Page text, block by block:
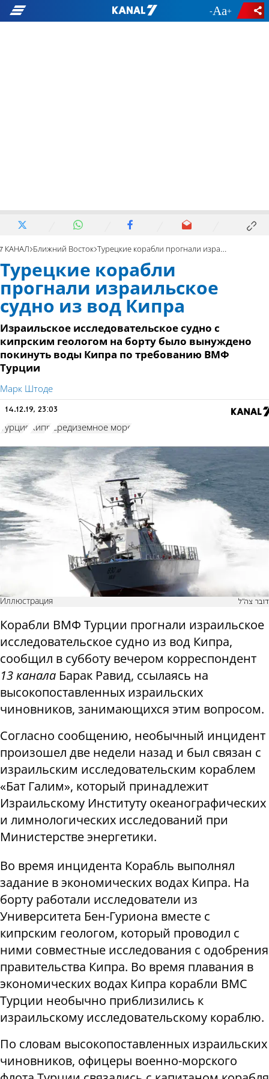
- +
7 КАНАЛ Ближний Восток Турецкие корабли прогнали израильское судно из вод Кипра
Турецкие корабли
прогнали израильское
судно из вод Кипра
Израильское исследовательское судно с
кипрским геологом на борту было вынуждено
покинуть воды Кипра по требованию ВМФ
Турции
Марк Штоде
14.12.19, 23:03
Турция Кипр Средиземное море
Иллюстрация דובר צה"ל
Корабли ВМФ Турции прогнали израильское
исследовательское судно из вод Кипра,
сообщил в субботу вечером корреспондент
13 канала Барак Равид, ссылаясь на
высокопоставленных израильских
чиновников, занимающихся этим вопросом.
Согласно сообщению, необычный инцидент
произошел две недели назад и был связан с
израильским исследовательским кораблем
«Бат Галим», который принадлежит
Израильскому Институту океанографических
и лимнологических исследований при
Министерстве энергетики.
Во время инцидента Корабль выполнял
задание в экономических водах Кипра. На
борту работали исследователи из
Университета Бен-Гуриона вместе с
кипрским геологом, который проводил с
ними совместные исследования с одобрения
правительства Кипра. Во время плавания в
экономических водах Кипра корабли ВМС
Турции необычно приблизились к
израильскому исследовательскому кораблю.
По словам высокопоставленных израильских
чиновников, офицеры военно-морского